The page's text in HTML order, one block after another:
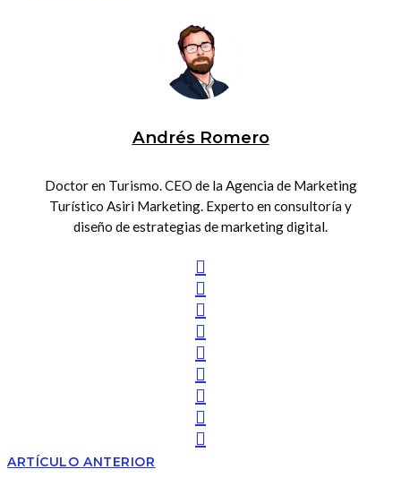
Andrés Romero
Doctor en Turismo. CEO de la Agencia de Marketing
Turístico Asiri Marketing. Experto en consultoría y
diseño de estrategias de marketing digital.
ARTÍCULO ANTERIOR